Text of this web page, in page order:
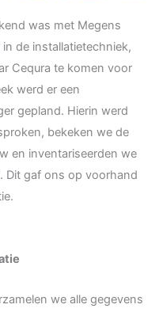
was met Megens
de installatietechniek,
Cequra te komen voor
werd er een
gepland. Hierin werd
bekeken we de
en inventariseerden we
Dit gaf ons op voorhand
we alle gegevens